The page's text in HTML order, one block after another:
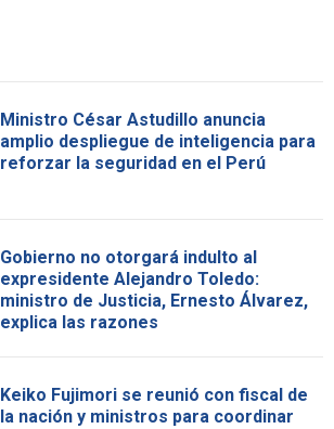
Ministro César Astudillo anuncia
amplio despliegue de inteligencia para
reforzar la seguridad en el Perú
Gobierno no otorgará indulto al
expresidente Alejandro Toledo:
ministro de Justicia, Ernesto Álvarez,
explica las razones
Keiko Fujimori se reunió con fiscal de
la nación y ministros para coordinar